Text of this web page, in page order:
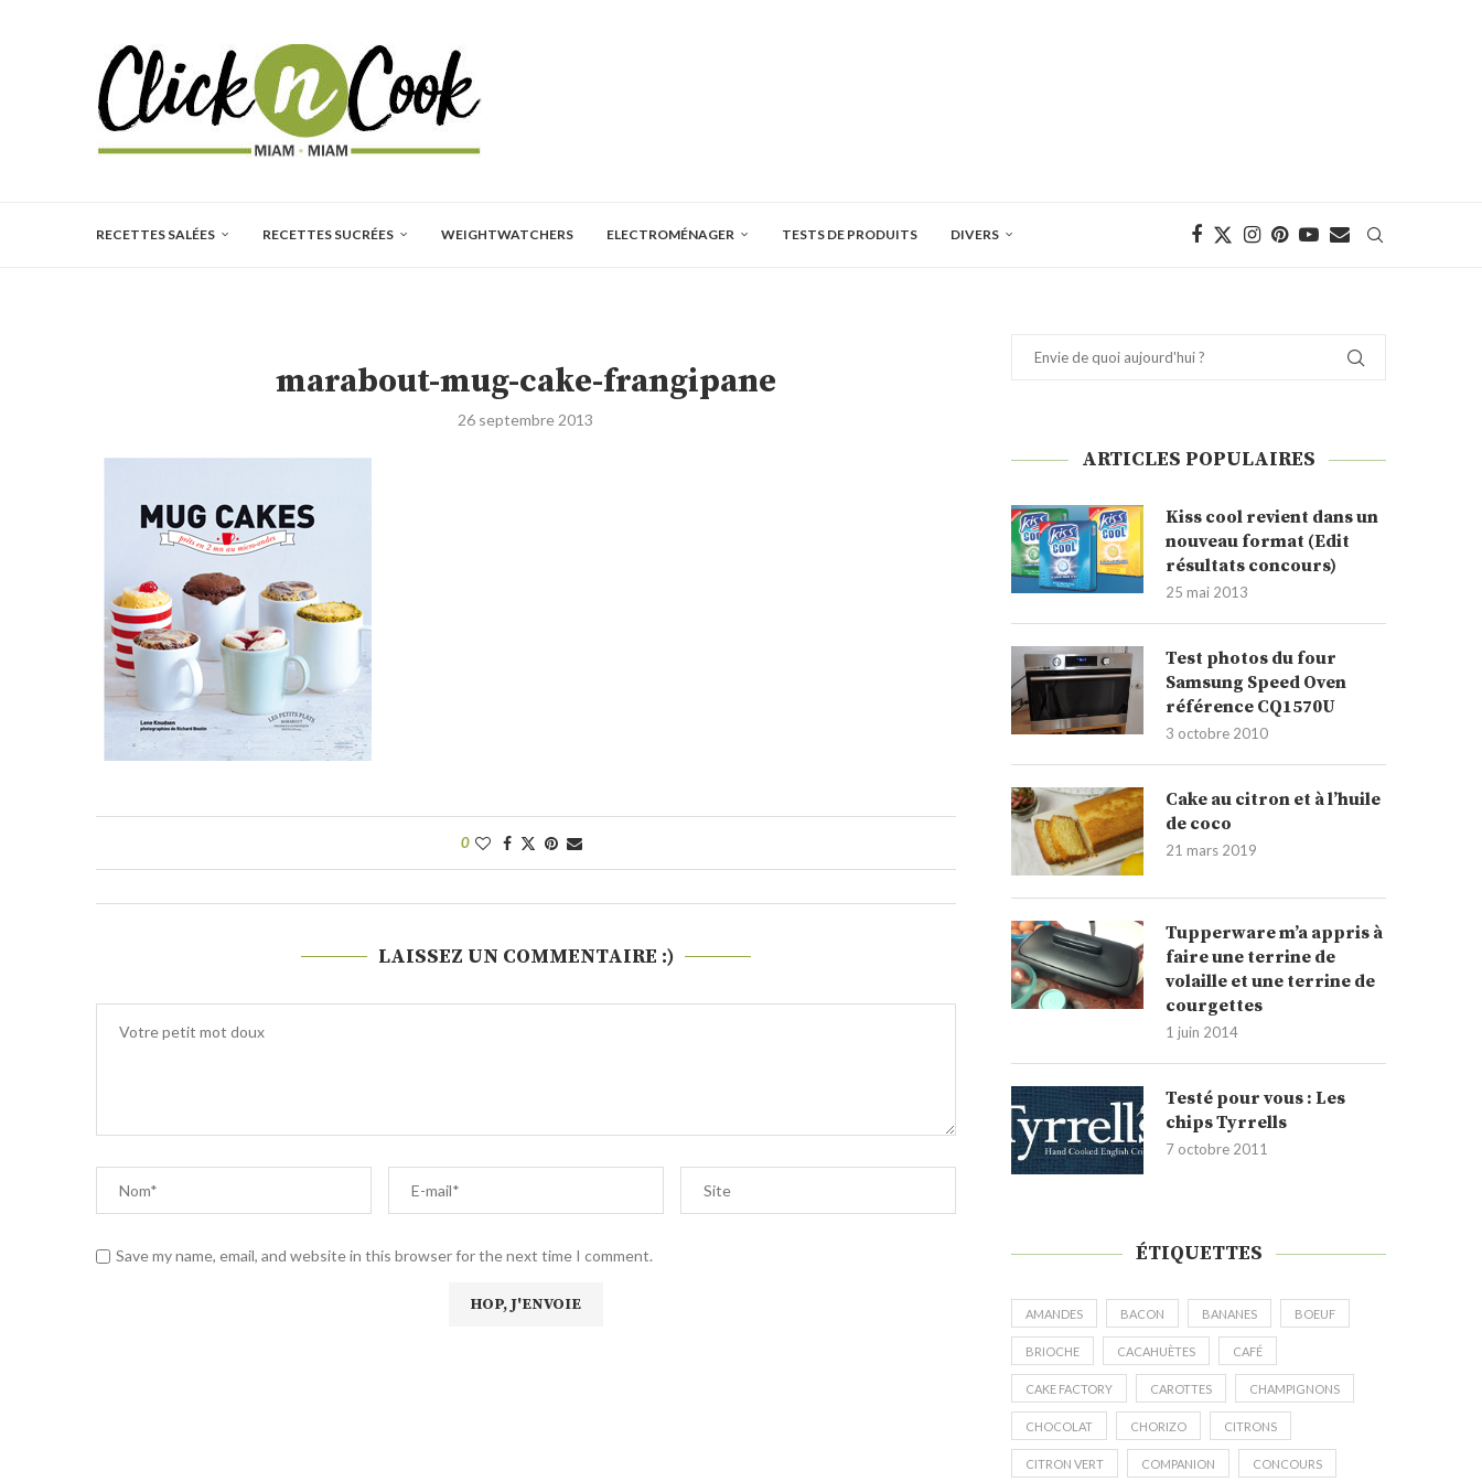
RECETTES SALÉES RECETTES SUCRÉES WEIGHTWATCHERS ELECTROMÉNAGER TESTS DE PRODUITS DIVERS
marabout-mug-cake-frangipane
26 septembre 2013
0
LAISSEZ UN COMMENTAIRE :)
Save my name, email, and website in this browser for the next time I comment.
ARTICLES POPULAIRES
Kiss cool revient dans un
nouveau format (Edit
résultats concours)
25 mai 2013
Test photos du four
Samsung Speed Oven
référence CQ1570U
3 octobre 2010
Cake au citron et à l’huile
de coco
21 mars 2019
Tupperware m’a appris à
faire une terrine de
volaille et une terrine de
courgettes
1 juin 2014
Testé pour vous : Les
chips Tyrrells
7 octobre 2011
ÉTIQUETTES
AMANDES BACON BANANES BOEUF
BRIOCHE CACAHUÈTES CAFÉ
CAKE FACTORY CAROTTES CHAMPIGNONS
CHOCOLAT CHORIZO CITRONS
CITRON VERT COMPANION CONCOURS